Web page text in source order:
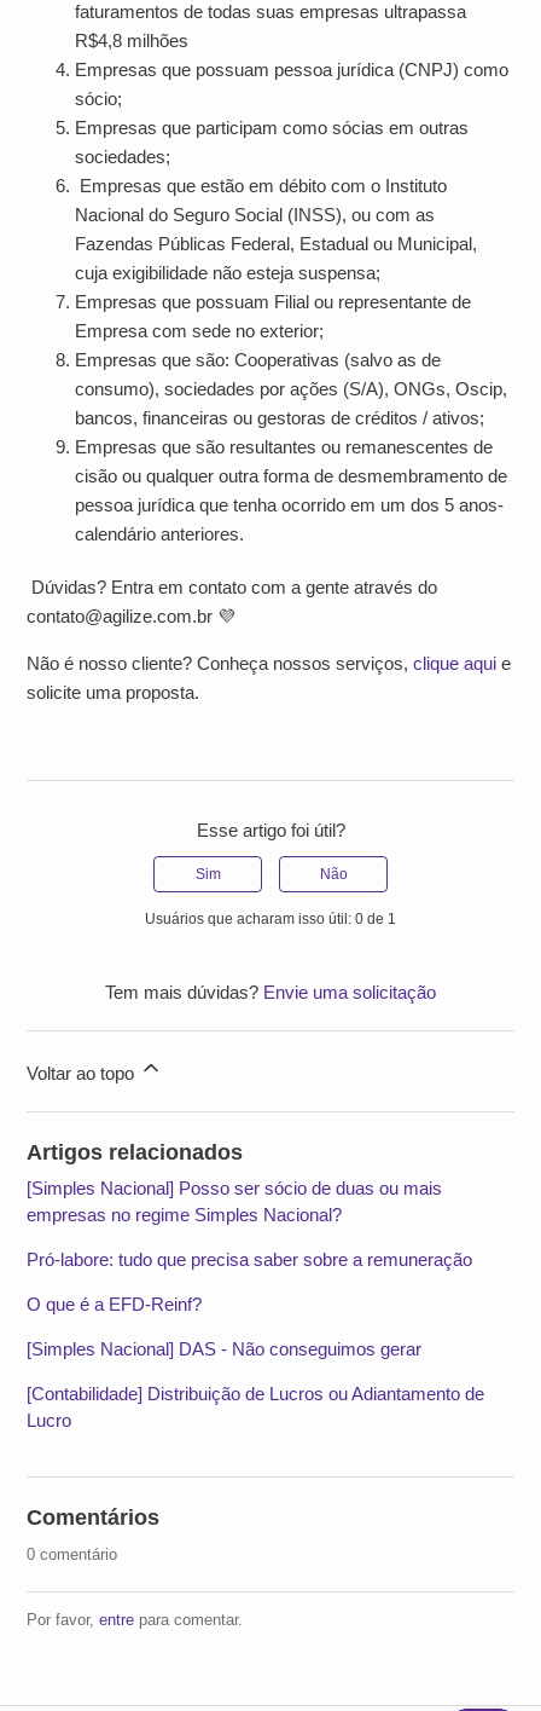
faturamentos de todas suas empresas ultrapassa
R$4,8 milhões
Empresas que possuam pessoa jurídica (CNPJ) como
sócio;
Empresas que participam como sócias em outras
sociedades;
Empresas que estão em débito com o Instituto
Nacional do Seguro Social (INSS), ou com as
Fazendas Públicas Federal, Estadual ou Municipal,
cuja exigibilidade não esteja suspensa;
Empresas que possuam Filial ou representante de
Empresa com sede no exterior;
Empresas que são: Cooperativas (salvo as de
consumo), sociedades por ações (S/A), ONGs, Oscip,
bancos, financeiras ou gestoras de créditos / ativos;
Empresas que são resultantes ou remanescentes de
cisão ou qualquer outra forma de desmembramento de
pessoa jurídica que tenha ocorrido em um dos 5 anos-
calendário anteriores.
Dúvidas? Entra em contato com a gente através do
contato@agilize.com.br 💜
Não é nosso cliente? Conheça nossos serviços,clique aqui e
solicite uma proposta.
Esse artigo foi útil?
Sim Não
Usuários que acharam isso útil: 0 de 1
Tem mais dúvidas? Envie uma solicitação
Voltar ao topo
Artigos relacionados
[Simples Nacional] Posso ser sócio de duas ou mais
empresas no regime Simples Nacional?
Pró-labore: tudo que precisa saber sobre a remuneração
O que é a EFD-Reinf?
[Simples Nacional] DAS - Não conseguimos gerar
[Contabilidade] Distribuição de Lucros ou Adiantamento de
Lucro
Comentários
0 comentário
Por favor,entre para comentar.